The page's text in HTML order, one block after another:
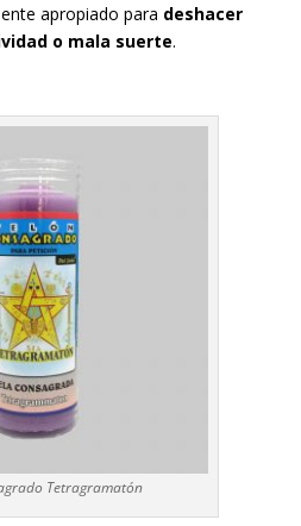
apropiado para deshacer
o mala suerte.
Tetragramatón